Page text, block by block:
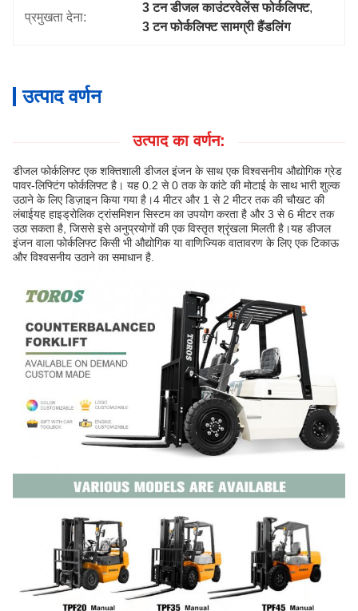
प्रमुखता देना:
3 टन डीजल काउंटरवेलेंस फोर्कलिफ्ट,
3 टन फोर्कलिफ्ट सामग्री हैंडलिंग
उत्पाद वर्णन
उत्पाद का वर्णन:
डीजल फोर्कलिफ्ट एक शक्तिशाली डीजल इंजन के साथ एक विश्वसनीय औद्योगिक ग्रेड
पावर-लिफ्टिंग फोर्कलिफ्ट है। यह 0.2 से 0 तक के कांटे की मोटाई के साथ भारी शुल्क
उठाने के लिए डिज़ाइन किया गया है।4 मीटर और 1 से 2 मीटर तक की चौखट की
लंबाईयह हाइड्रोलिक ट्रांसमिशन सिस्टम का उपयोग करता है और 3 से 6 मीटर तक
उठा सकता है, जिससे इसे अनुप्रयोगों की एक विस्तृत श्रृंखला मिलती है।यह डीजल
इंजन वाला फोर्कलिफ्ट किसी भी औद्योगिक या वाणिज्यिक वातावरण के लिए एक टिकाऊ
और विश्वसनीय उठाने का समाधान है.